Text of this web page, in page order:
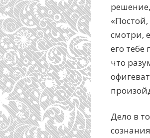
смотри,
его тебе
что
Дело в